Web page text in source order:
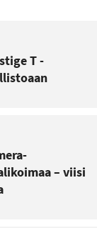
T -
– viisi